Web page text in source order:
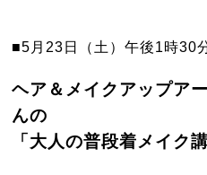
■5月23日（土）午後1時30
ヘア＆メイクアップア
んの
「大人の普段着メイク講